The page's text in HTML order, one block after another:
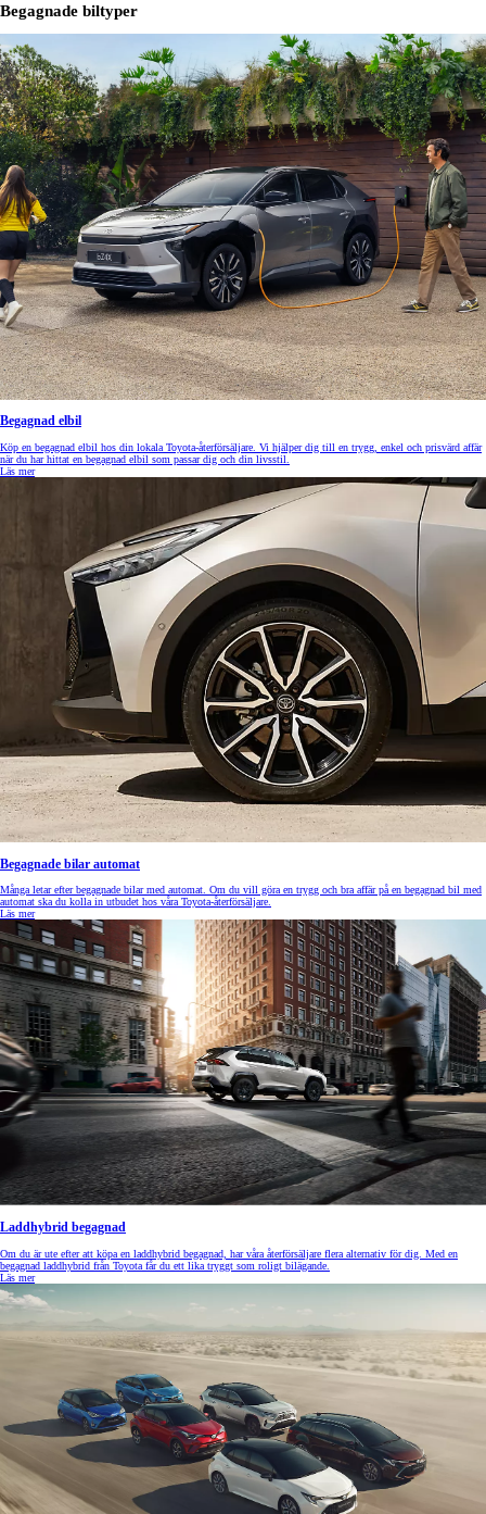
Begagnade biltyper
Begagnad elbil
Köp en begagnad elbil hos din lokala Toyota-återförsäljare. Vi hjälper dig till en trygg, enkel och prisvärd affär
när du har hittat en begagnad elbil som passar dig och din livsstil.
Läs mer
Begagnade bilar automat
Många letar efter begagnade bilar med automat. Om du vill göra en trygg och bra affär på en begagnad bil med
automat ska du kolla in utbudet hos våra Toyota-återförsäljare.
Läs mer
Laddhybrid begagnad
Om du är ute efter att köpa en laddhybrid begagnad, har våra återförsäljare flera alternativ för dig. Med en
begagnad laddhybrid från Toyota får du ett lika tryggt som roligt bilägande.
Läs mer